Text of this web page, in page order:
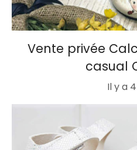
Vente privée
casual
Il y a